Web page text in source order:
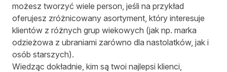
możesz tworzyć wiele person, jeśli na przykład
oferujesz zróżnicowany asortyment, który interesuje
klientów z różnych grup wiekowych (jak np. marka
odzieżowa z ubraniami zarówno dla nastolatków, jak i
osób starszych).
Wiedząc dokładnie, kim są twoi najlepsi klienci,